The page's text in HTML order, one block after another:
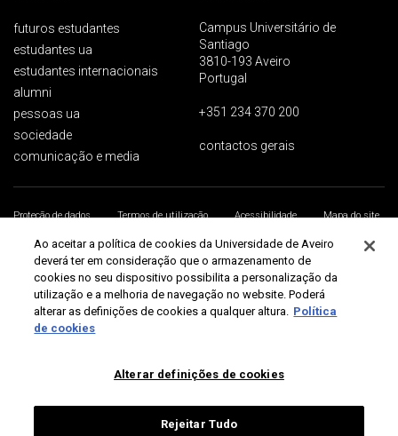
futuros estudantes
estudantes ua
estudantes internacionais
alumni
pessoas ua
sociedade
comunicação e media
Campus Universitário de
Santiago
3810-193 Aveiro
Portugal
+351 234 370 200
contactos gerais
Proteção de dados Termos de utilização Acessibilidade
Mapa do site
Universidade de Aveiro 2026
Ao aceitar a política de cookies da Universidade de Aveiro
deverá ter em consideração que o armazenamento de
cookies no seu dispositivo possibilita a personalização da
utilização e a melhoria de navegação no website. Poderá
alterar as definições de cookies a qualquer altura. Política
de cookies
Alterar definições de cookies
Rejeitar Tudo